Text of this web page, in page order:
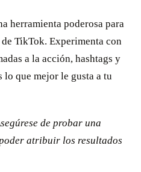
herramienta poderosa para
TikTok. Experimenta con
a la acción, hashtags y
lo que mejor le gusta a tu
de probar una
atribuir los resultados